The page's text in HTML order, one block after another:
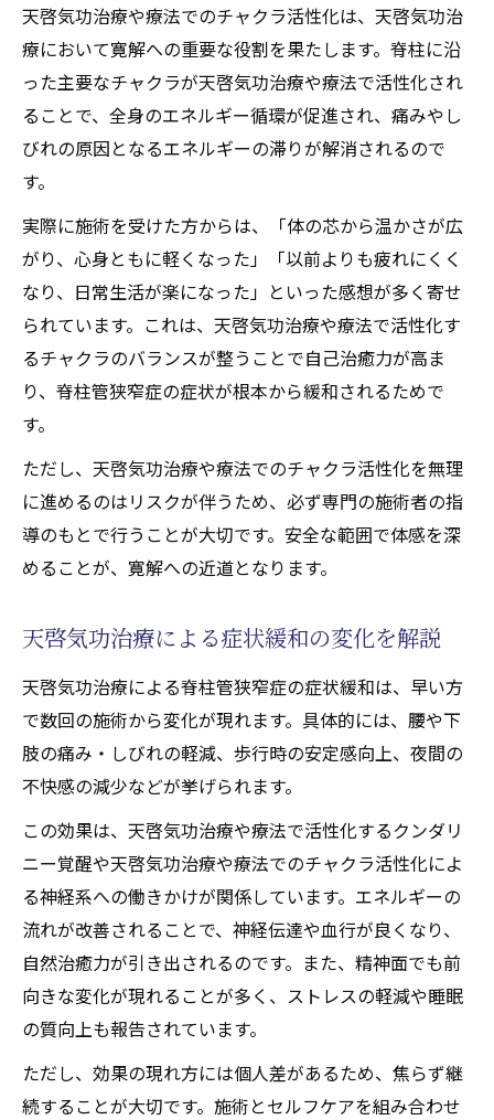
天啓気功治療や療法でのチャクラ活性化は、天啓気功治
療において寛解への重要な役割を果たします。脊柱に沿
った主要なチャクラが天啓気功治療や療法で活性化され
ることで、全身のエネルギー循環が促進され、痛みやし
びれの原因となるエネルギーの滞りが解消されるので
す。
実際に施術を受けた方からは、「体の芯から温かさが広
がり、心身ともに軽くなった」「以前よりも疲れにくく
なり、日常生活が楽になった」といった感想が多く寄せ
られています。これは、天啓気功治療や療法で活性化す
るチャクラのバランスが整うことで自己治癒力が高ま
り、脊柱管狭窄症の症状が根本から緩和されるためで
す。
ただし、天啓気功治療や療法でのチャクラ活性化を無理
に進めるのはリスクが伴うため、必ず専門の施術者の指
導のもとで行うことが大切です。安全な範囲で体感を深
めることが、寛解への近道となります。
天啓気功治療による症状緩和の変化を解説
天啓気功治療による脊柱管狭窄症の症状緩和は、早い方
で数回の施術から変化が現れます。具体的には、腰や下
肢の痛み・しびれの軽減、歩行時の安定感向上、夜間の
不快感の減少などが挙げられます。
この効果は、天啓気功治療や療法で活性化するクンダリ
ニー覚醒や天啓気功治療や療法でのチャクラ活性化によ
る神経系への働きかけが関係しています。エネルギーの
流れが改善されることで、神経伝達や血行が良くなり、
自然治癒力が引き出されるのです。また、精神面でも前
向きな変化が現れることが多く、ストレスの軽減や睡眠
の質向上も報告されています。
ただし、効果の現れ方には個人差があるため、焦らず継
続することが大切です。施術とセルフケアを組み合わせ